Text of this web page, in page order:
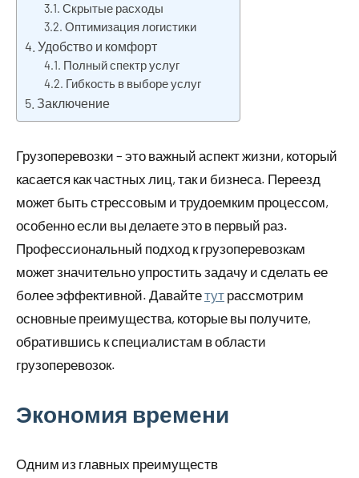
Скрытые расходы
Оптимизация логистики
Удобство и комфорт
Полный спектр услуг
Гибкость в выборе услуг
Заключение
Грузоперевозки – это важный аспект жизни, который
касается как частных лиц, так и бизнеса. Переезд
может быть стрессовым и трудоемким процессом,
особенно если вы делаете это в первый раз.
Профессиональный подход к грузоперевозкам
может значительно упростить задачу и сделать ее
более эффективной. Давайтетут рассмотрим
основные преимущества, которые вы получите,
обратившись к специалистам в области
грузоперевозок.
Экономия времени
Одним из главных преимуществ